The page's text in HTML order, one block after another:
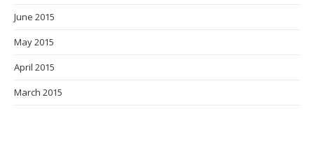
June 2015
May 2015
April 2015
March 2015